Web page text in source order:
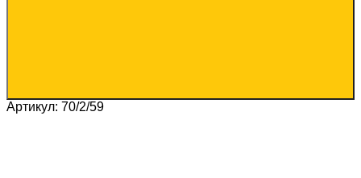
Артикул: 70/2/59